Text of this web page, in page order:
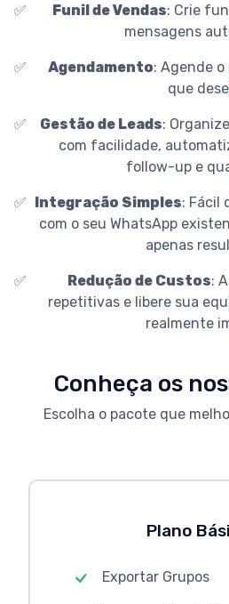
✅ Funil de Vendas: Crie
mensagens
✅ Agendamento: Agende
que
✅ Gestão de Leads:
com facilidade,
follow-up e
✅ Integração Simples: Fácil
com o seu WhatsApp
apenas
✅ Redução de Custos:
repetitivas e libere sua
realmente
Conheça os
Escolha o pacote que
Plano
Exportar Grupos